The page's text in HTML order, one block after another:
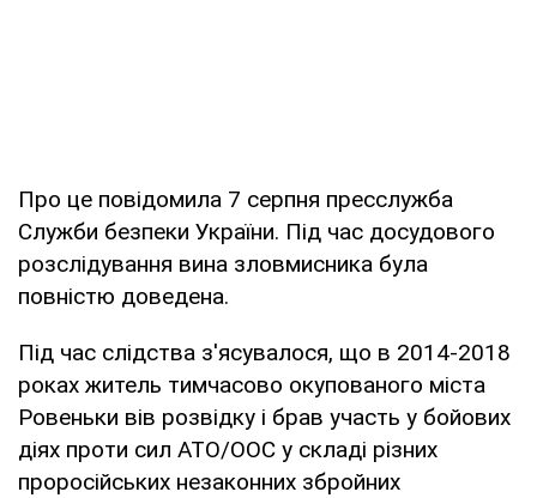
Про це повідомила 7 серпня пресслужба
Служби безпеки України. Під час досудового
розслідування вина зловмисника була
повністю доведена.
Під час слідства з'ясувалося, що в 2014-2018
роках житель тимчасово окупованого міста
Ровеньки вів розвідку і брав участь у бойових
діях проти сил АТО/ООС у складі різних
проросійських незаконних збройних